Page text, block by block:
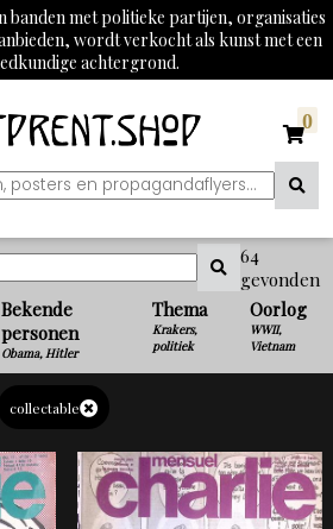
banden met politieke partijen, organisaties
wordt verkocht als kunst met een
achtergrond.
0
64
gevonden
Bekende
personen
Obama, Hitler
Thema
Krakers,
politiek
Oorlog
WWII,
Vietnam
collectable